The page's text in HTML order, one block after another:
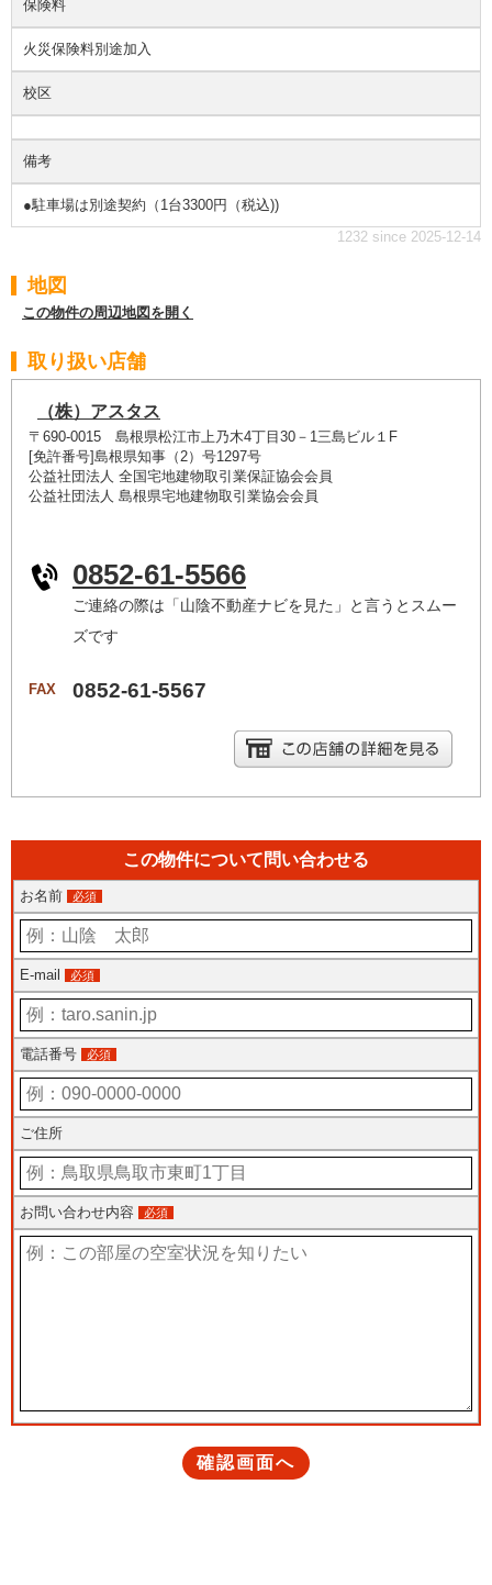
保険料
火災保険料別途加入
校区
備考
●駐車場は別途契約（1台3300円（税込))
1232 since 2025-12-14
地図
この物件の周辺地図を開く
取り扱い店舗
（株）アスタス
〒690-0015 島根県松江市上乃木4丁目30－1三島ビル１F
[免許番号]島根県知事（2）号1297号
公益社団法人 全国宅地建物取引業保証協会会員
公益社団法人 島根県宅地建物取引業協会会員
0852-61-5566
ご連絡の際は「山陰不動産ナビを見た」と言うとスムー
ズです
FAX 0852-61-5567